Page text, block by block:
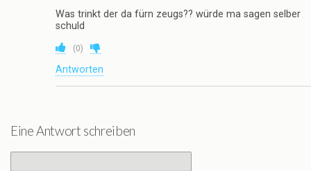
Was trinkt der da fürn zeugs?? würde ma sagen selber
schuld
(0)
Antworten
Eine Antwort schreiben